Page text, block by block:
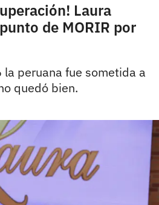
Laura
de MORIR por
peruana fue sometida a
quedó bien.